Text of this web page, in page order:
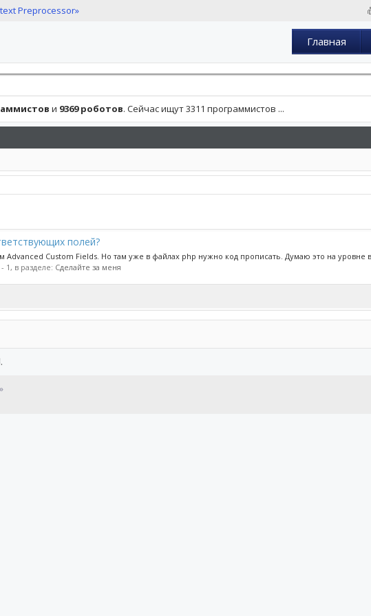
Preprocessor»
Главная
и 9369 роботов. Сейчас ищут 3311 программистов ...
полей?
Advanced Custom Fields. Но там уже в файлах php нужно код прописать. Думаю это на уровне
1, в разделе: Сделайте за меня